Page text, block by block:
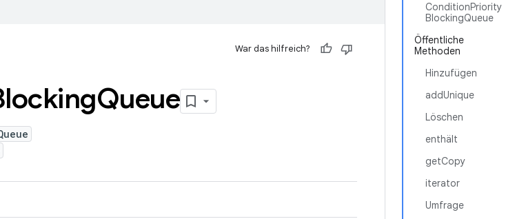
ConditionPriority
BlockingQueue
Öffentliche
Methoden
Hinzufügen
addUnique
Löschen
enthält
getCopy
iterator
Umfrage
War das hilfreich?
Queue